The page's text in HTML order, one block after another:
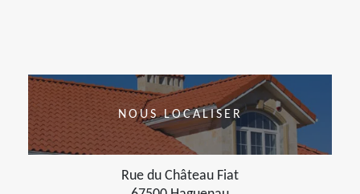
NOUS LOCALISER
Rue du Château Fiat